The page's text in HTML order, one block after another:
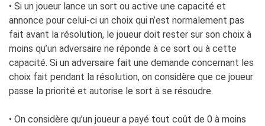
• Si un joueur lance un sort ou active une capacité et
annonce pour celui-ci un choix qui n’est normalement pas
fait avant la résolution, le joueur doit rester sur son choix à
moins qu’un adversaire ne réponde à ce sort ou à cette
capacité. Si un adversaire fait une demande concernant les
choix fait pendant la résolution, on considère que ce joueur
passe la priorité et autorise le sort à se résoudre.
• On considère qu’un joueur a payé tout coût de 0 à moins